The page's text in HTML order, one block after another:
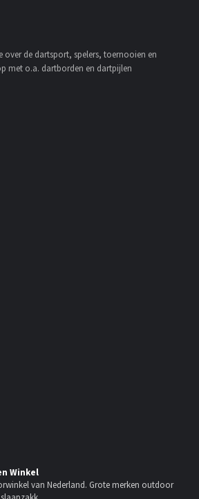
de dartsport, spelers, toernooien en
met o.a. dartborden en dartpijlen
Winkel
van Nederland. Grote merken outdoor